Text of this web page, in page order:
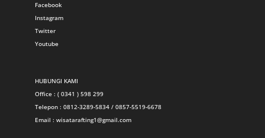
Facebook
Instagram
Twitter
Youtube
HUBUNGI KAMI
Office : ( 0341 ) 598 299
Telepon : 0812-3289-5834 / 0857-5519-6678
Email : wisatarafting1@gmail.com